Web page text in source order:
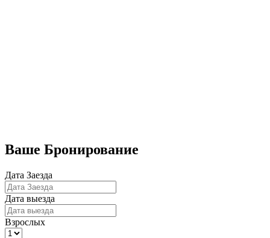
Ваше Бронирование
Дата Заезда
Дата выезда
Взрослых